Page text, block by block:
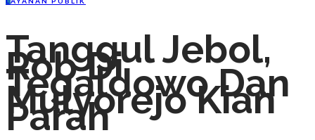
Tanggul Jebol,
Rob Di
Tegaldowo Dan
Mulyorejo Kian
Parah